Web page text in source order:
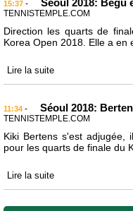
15:37 - Séoul 2018: Begu
TENNISTEMPLE.COM
Direction les quarts de
Korea Open 2018. Elle a en
Lire la suite
11:34 - Séoul 2018:
TENNISTEMPLE.COM
Kiki Bertens s'est adjugée,
pour les quarts de finale du
Lire la suite